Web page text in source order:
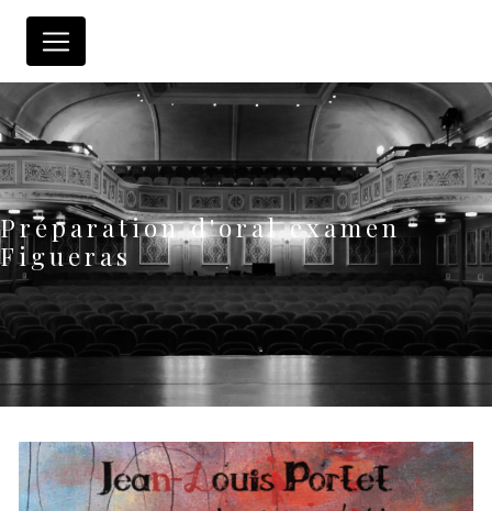
Panneau de gestion des cookies
Préparation d'oral examen
Figueras